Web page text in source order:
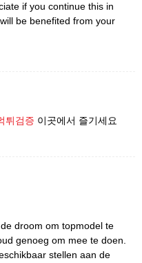
if you continue this in
be benefited from your
튀검증 이곳에서 즐기세요
droom om topmodel te
genoeg om mee te doen.
stellen aan de